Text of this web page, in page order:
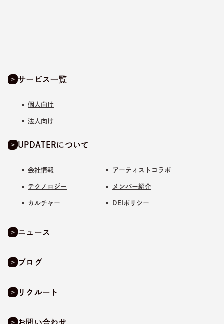
サービス一覧
個人向け
法人向け
UPDATERについて
会社情報
テクノロジー
カルチャー
アーティストコラボ
メンバー紹介
DEIポリシー
ニュース
ブログ
リクルート